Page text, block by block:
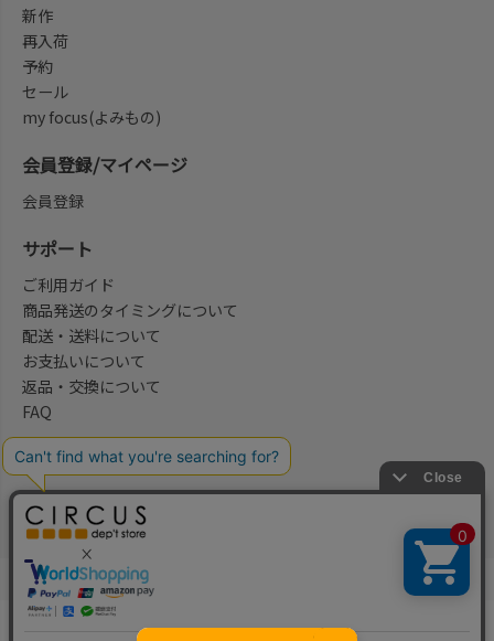
会社概要/お問合せ先
新作
再入荷
予約
セール
my focus(よみもの)
会員登録/マイページ
会員登録
サポート
ご利用ガイド
商品発送のタイミングについて
配送・送料について
お支払いについて
返品・交換について
FAQ
法律に基づく表示 プライバシーポリシー
©2004-2026 子供服・キッズ服の通販Circus All Rights reserved.